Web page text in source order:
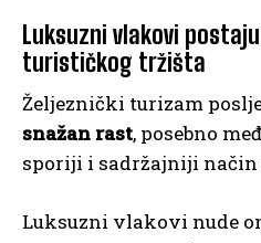
Luksuzni vlakovi
turističkog tržišta
Željeznički turizam
snažan rast, posebno
sporiji i sadržajniji način
Luksuzni vlakovi nude